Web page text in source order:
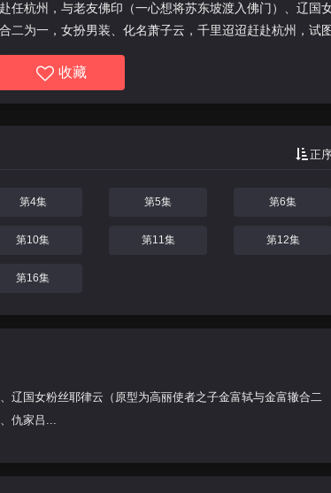
任杭州，与老友佛印（一心想将苏东坡渡入佛门）、辽国
二为一，女扮男装、化名萧子云，千里迢迢赶赴杭州，试
收藏
正
第4集 第5集 第6集
第10集 第11集 第12集
第16集
辽国女粉丝耶律云（原型为高丽使者之子金富轼与金富辙合二
仇家吕...